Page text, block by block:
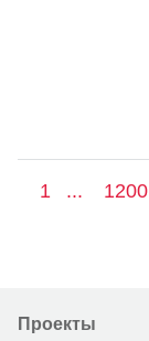
1 ... 1200
Проекты